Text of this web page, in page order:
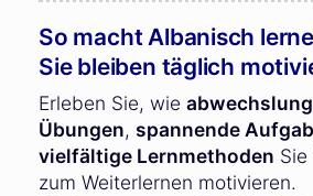
So macht Albanisch
Sie bleiben täglich
Erleben Sie, wie
Übungen, spannende
vielfältige Lernmethoden Sie
zum Weiterlernen motivieren.